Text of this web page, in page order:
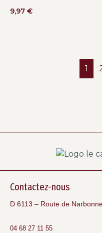
9,97 €
1
Contactez-nous
D 6113 – Route de
04 68 27 11 55